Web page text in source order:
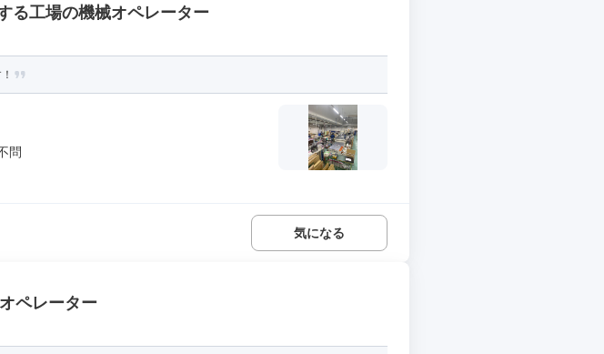
る工場の機械オペレーター
問
気になる
ペレーター